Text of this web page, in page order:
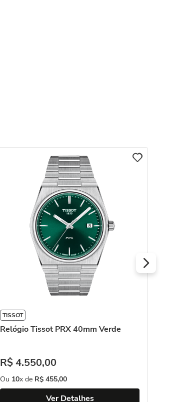
TISSOT
Relógio Tissot PRX 40mm Verde
R$4.550,00
Ou 10x de R$ 455,00
Ver Detalhes